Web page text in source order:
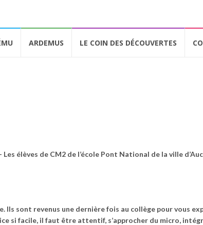
ARDEMUS LE COIN DES DÉCOUVERTES
- Les élèves de CM2 de l’école Pont National de la ville
sont revenus une dernière fois au collège pour vous
si facile, il faut être attentif, s’approcher du micro,